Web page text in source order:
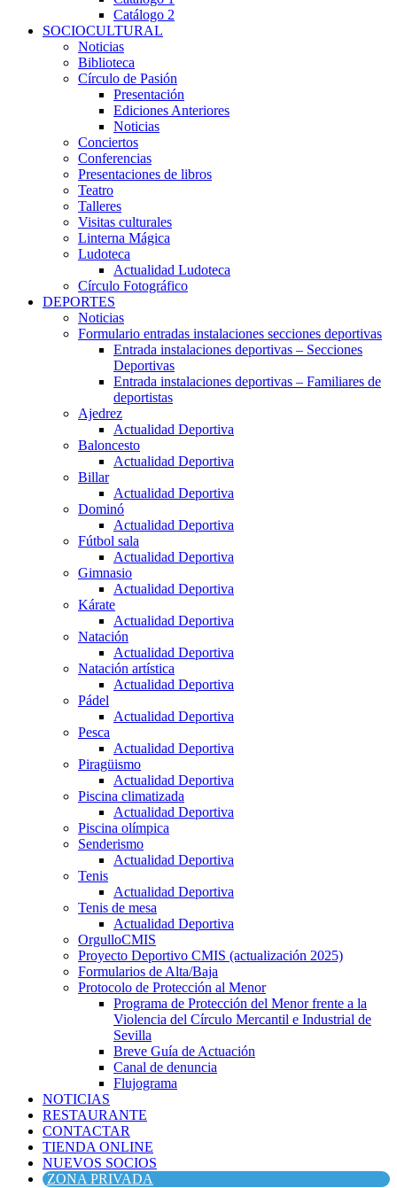
Catálogo 2
SOCIOCULTURAL
Noticias
Biblioteca
Círculo de Pasión
Presentación
Ediciones Anteriores
Noticias
Conciertos
Conferencias
Presentaciones de libros
Teatro
Talleres
Visitas culturales
Linterna Mágica
Ludoteca
Actualidad Ludoteca
Círculo Fotográfico
DEPORTES
Noticias
Formulario entradas instalaciones secciones deportivas
Entrada instalaciones deportivas – Secciones
Deportivas
Entrada instalaciones deportivas – Familiares de
deportistas
Ajedrez
Actualidad Deportiva
Baloncesto
Actualidad Deportiva
Billar
Actualidad Deportiva
Dominó
Actualidad Deportiva
Fútbol sala
Actualidad Deportiva
Gimnasio
Actualidad Deportiva
Kárate
Actualidad Deportiva
Natación
Actualidad Deportiva
Natación artística
Actualidad Deportiva
Pádel
Actualidad Deportiva
Pesca
Actualidad Deportiva
Piragüismo
Actualidad Deportiva
Piscina climatizada
Actualidad Deportiva
Piscina olímpica
Senderismo
Actualidad Deportiva
Tenis
Actualidad Deportiva
Tenis de mesa
Actualidad Deportiva
OrgulloCMIS
Proyecto Deportivo CMIS (actualización 2025)
Formularios de Alta/Baja
Protocolo de Protección al Menor
Programa de Protección del Menor frente a la
Violencia del Círculo Mercantil e Industrial de
Sevilla
Breve Guía de Actuación
Canal de denuncia
Flujograma
NOTICIAS
RESTAURANTE
CONTACTAR
TIENDA ONLINE
NUEVOS SOCIOS
ZONA PRIVADA